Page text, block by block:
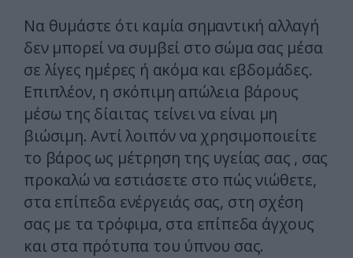
Να θυμάστε ότι καμία σημαντική αλλαγή
δεν μπορεί να συμβεί στο σώμα σας μέσα
σε λίγες ημέρες ή ακόμα και εβδομάδες.
Επιπλέον, η σκόπιμη απώλεια βάρους
μέσω της δίαιτας τείνει να είναι μη
βιώσιμη. Αντί λοιπόν να χρησιμοποιείτε
το βάρος ως μέτρηση της υγείας σας , σας
προκαλώ να εστιάσετε στο πώς νιώθετε,
στα επίπεδα ενέργειάς σας, στη σχέση
σας με τα τρόφιμα, στα επίπεδα άγχους
και στα πρότυπα του ύπνου σας.